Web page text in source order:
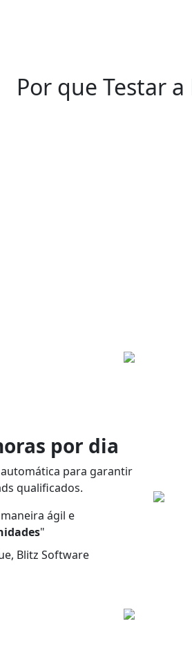
Por que Testar
por dia
para garantir
qualificados.
ágil e
"
Blitz Software